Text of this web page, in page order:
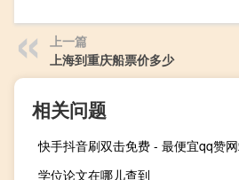
上一篇
上海到重庆船票价多少
相关问题
快手抖音刷双击免费 - 最便宜qq赞
学位论文在哪儿查到